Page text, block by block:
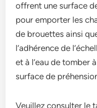
offrent une surface
pour emporter les
de brouettes ainsi
l’adhérence de
et à l’eau de tomber
surface de
Veuillez consulter le